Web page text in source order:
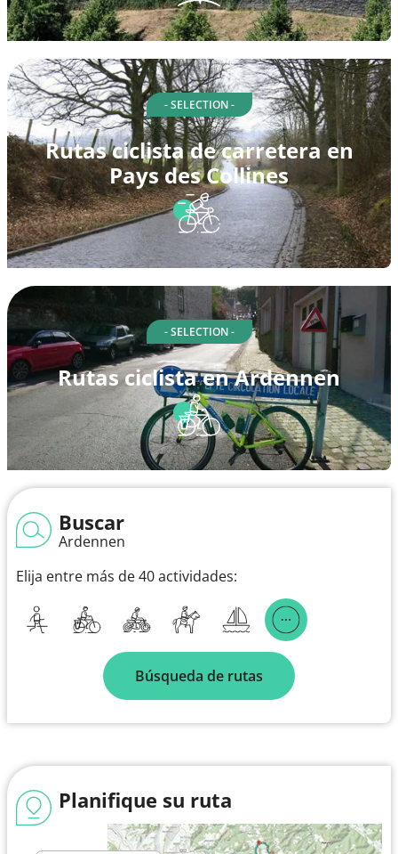
- SELECTION -
Rutas ciclista de carretera en
Pays des Collines
- SELECTION -
Rutas ciclista en Ardennen
Buscar
Ardennen
Elija entre más de 40 actividades:
Búsqueda de rutas
Planifique su ruta